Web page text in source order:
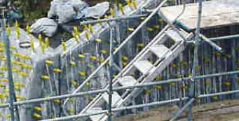
防水
防水工事業
提携会社